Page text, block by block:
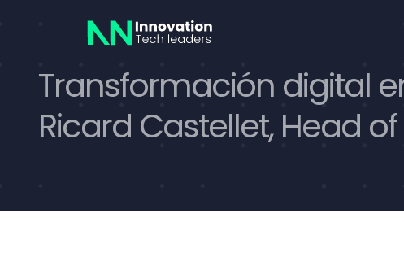
Transformación digital
Ricard Castellet, Head